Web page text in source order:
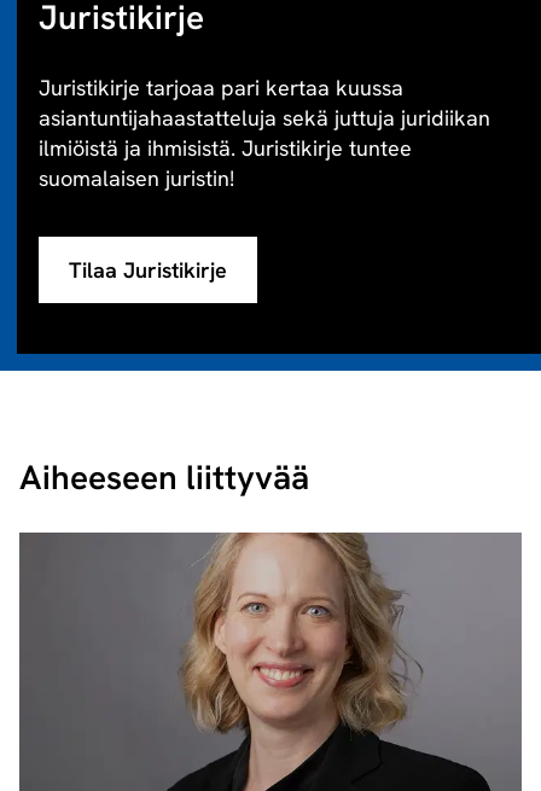
Juristikirje
Juristikirje tarjoaa pari kertaa kuussa
asiantuntijahaastatteluja sekä juttuja juridiikan
ilmiöistä ja ihmisistä. Juristikirje tuntee
suomalaisen juristin!
Tilaa Juristikirje
Aiheeseen liittyvää